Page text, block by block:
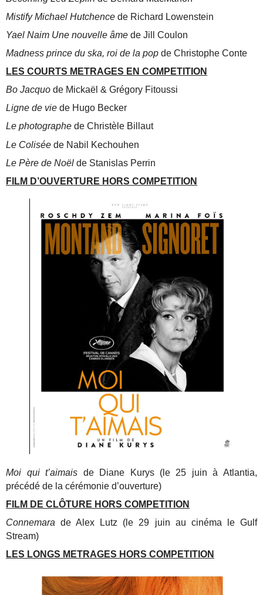
Mistify Michael Hutchence de Richard Lowenstein
Yael Naim Une nouvelle âmede Jill Coulon
Madness prince du ska, roi de la pop de Christophe Conte
LES COURTS METRAGES EN COMPETITION
Bo Jacquo de Mickaël & Grégory Fitoussi
Ligne de viede Hugo Becker
Le photographe de Christèle Billaut
Le Coliséede Nabil Kechouhen
Le Père de Noëlde Stanislas Perrin
FILM D’OUVERTURE HORS COMPETITION
Moi qui t’aimais de Diane Kurys (le 25 juin à Atlantia,
précédé de la cérémonie d’ouverture)
FILM DE CLÔTURE HORS COMPETITION
Connemara de Alex Lutz (le 29 juin au cinéma le Gulf
Stream)
LES LONGS METRAGES HORS COMPETITION